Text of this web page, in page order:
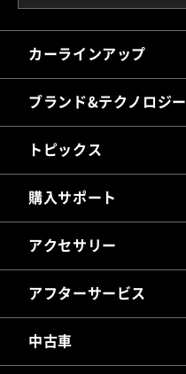
カーラインアップ
ブランド&テクノロジー
トピックス
購入サポート
アクセサリー
アフターサービス
中古車